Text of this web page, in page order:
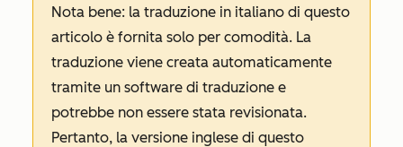
Nota bene: la traduzione in italiano di questo
articolo è fornita solo per comodità. La
traduzione viene creata automaticamente
tramite un software di traduzione e
potrebbe non essere stata revisionata.
Pertanto, la versione inglese di questo